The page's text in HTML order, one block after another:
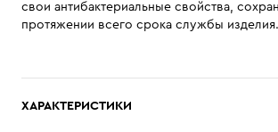
свои антибактериальные свойства,
протяжении всего срока службы изделия.
ХАРАКТЕРИСТИКИ